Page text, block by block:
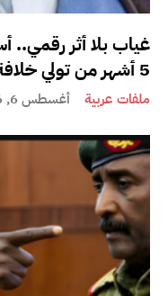
غياب بلا أثر رقمي..
5 أشهر من تولي خلافة إيران
ملفات عربية أغسطس 6, 2026